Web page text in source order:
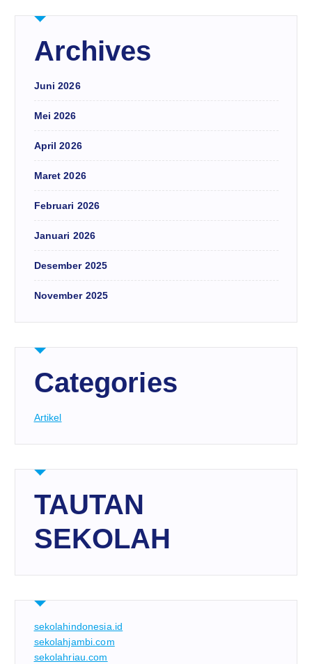
Archives
Juni 2026
Mei 2026
April 2026
Maret 2026
Februari 2026
Januari 2026
Desember 2025
November 2025
Categories
Artikel
TAUTAN
SEKOLAH
sekolahindonesia.id
sekolahjambi.com
sekolahriau.com